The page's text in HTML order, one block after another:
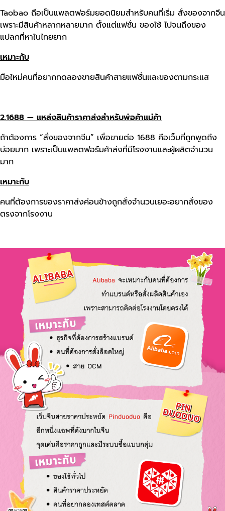
Taobao ถือเป็นแพลตฟอร์มยอดนิยมสำหรับคนที่เริ่ม สั่งของจากจีน
เพราะมีสินค้าหลากหลายมาก ตั้งแต่แฟชั่น ของใช้ ไปจนถึงของ
แปลกที่หาในไทยยาก
เหมาะกับ
มือใหม่คนที่อยากทดลองขายสินค้าสายแฟชั่นและของตามกระแส
2.1688 — แหล่งสินค้าราคาส่งสำหรับพ่อค้าแม่ค้า
ถ้าต้องการ “สั่งของจากจีน” เพื่อขายต่อ 1688 คือเว็บที่ถูกพูดถึง
บ่อยมาก เพราะเป็นแพลตฟอร์มค้าส่งที่มีโรงงานและผู้ผลิตจำนวน
มาก
เหมาะกับ
คนที่ต้องการของราคาส่งค่อนข้างถูกสั่งจำนวนเยอะอยากสั่งของ
ตรงจากโรงงาน